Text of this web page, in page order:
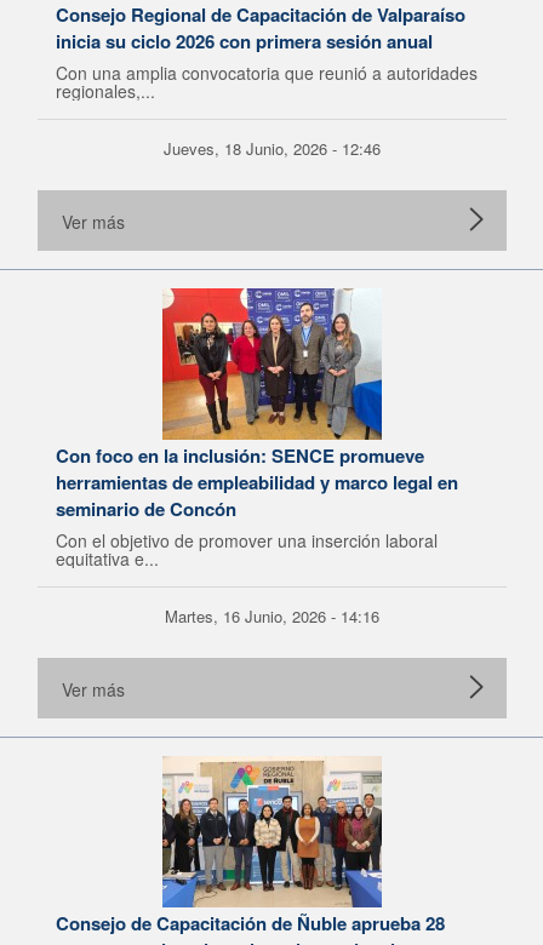
Consejo Regional de Capacitación de Valparaíso
inicia su ciclo 2026 con primera sesión anual
Con una amplia convocatoria que reunió a autoridades
regionales,...
Jueves, 18 Junio, 2026 - 12:46
Ver más
Con foco en la inclusión: SENCE promueve
herramientas de empleabilidad y marco legal en
seminario de Concón
Con el objetivo de promover una inserción laboral
equitativa e...
Martes, 16 Junio, 2026 - 14:16
Ver más
Consejo de Capacitación de Ñuble aprueba 28